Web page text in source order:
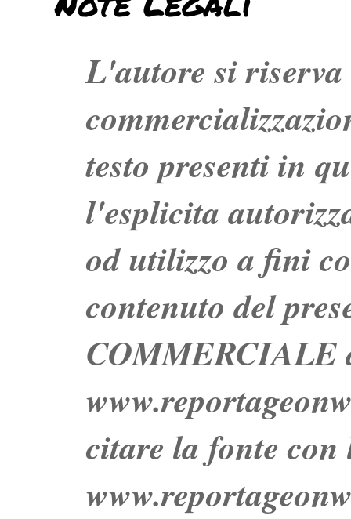
L'autore si
testo presenti in
l'esplicita
od utilizzo a fini
contenuto del
COMMERCIALE
citare la fonte